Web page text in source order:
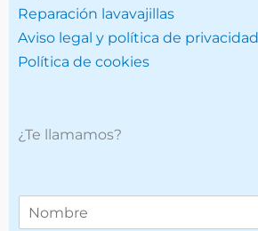
Reparación lavavajillas
Aviso legal y política de privacidad
Política de cookies
¿Te llamamos?